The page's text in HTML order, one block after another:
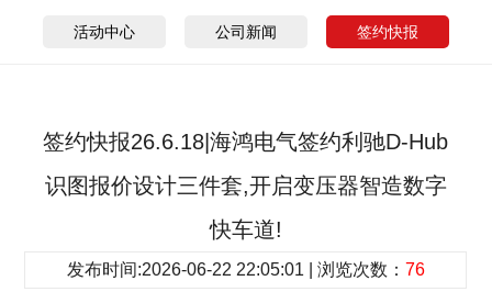
活动中心 公司新闻 签约快报
签约快报26.6.18|海鸿电气签约利驰D-Hub
识图报价设计三件套,开启变压器智造数字
快车道!
发布时间:2026-06-22 22:05:01 | 浏览次数： 76